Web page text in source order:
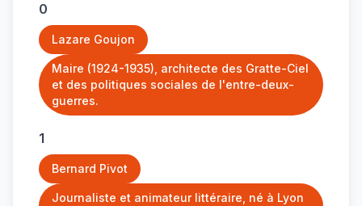
0
Lazare Goujon
Maire (1924-1935), architecte des Gratte-Ciel
et des politiques sociales de l'entre-deux-
guerres.
1
Bernard Pivot
Journaliste et animateur littéraire, né à Lyon